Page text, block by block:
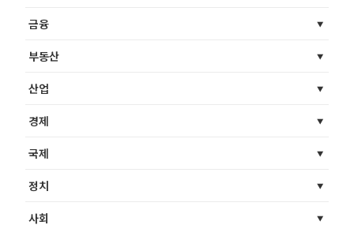
금융
부동산
산업
경제
국제
정치
사회